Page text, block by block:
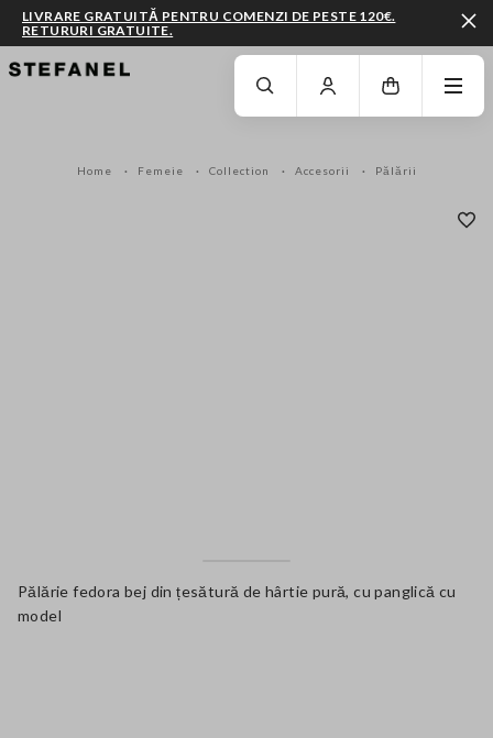
MERGI LA CONȚINUTUL PRINCIPALDERULEAZĂ ÎN JOS
LIVRARE GRATUITĂ PENTRU COMENZI DE PESTE 120€.
RETURURI GRATUITE.
Home Femeie Collection Accesorii Pălării
Pălărie fedora bej din țesătură de hârtie pură, cu panglică cu
model